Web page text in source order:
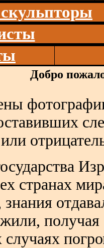
Добро
странах
знания
получая